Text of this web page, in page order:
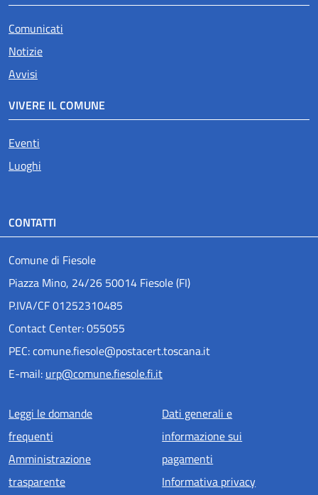
Comunicati
Notizie
Avvisi
VIVERE IL COMUNE
Eventi
Luoghi
CONTATTI
Comune di Fiesole
Piazza Mino, 24/26 50014 Fiesole (FI)
P.IVA/CF 01252310485
Contact Center: 055055
PEC: comune.fiesole@postacert.toscana.it
E-mail: urp@comune.fiesole.fi.it
Menu piè di pagina
Leggi le domande
frequenti
Amministrazione
trasparente
Dati generali e
informazione sui
pagamenti
Informativa privacy